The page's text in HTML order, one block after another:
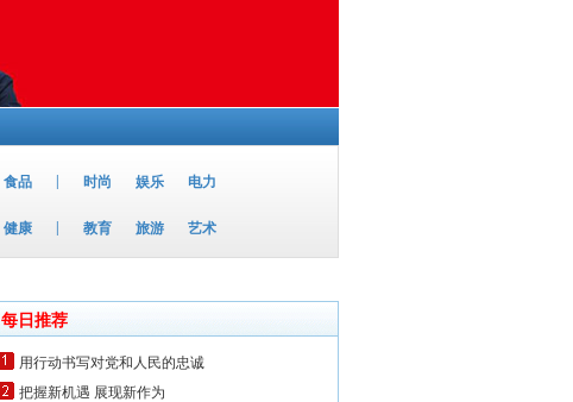
食品 时尚 娱乐 电力
健康 教育 旅游 艺术
每日推荐
用行动书写对党和人民的忠诚
把握新机遇 展现新作为